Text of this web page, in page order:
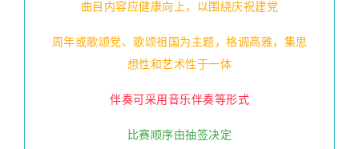
曲目内容应健康向上，以围绕庆祝建党
周年或歌颂党、歌颂祖国为主题，格调高雅，集思
想性和艺术性于一体
伴奏可采用音乐伴奏等形式
比赛顺序由抽签决定